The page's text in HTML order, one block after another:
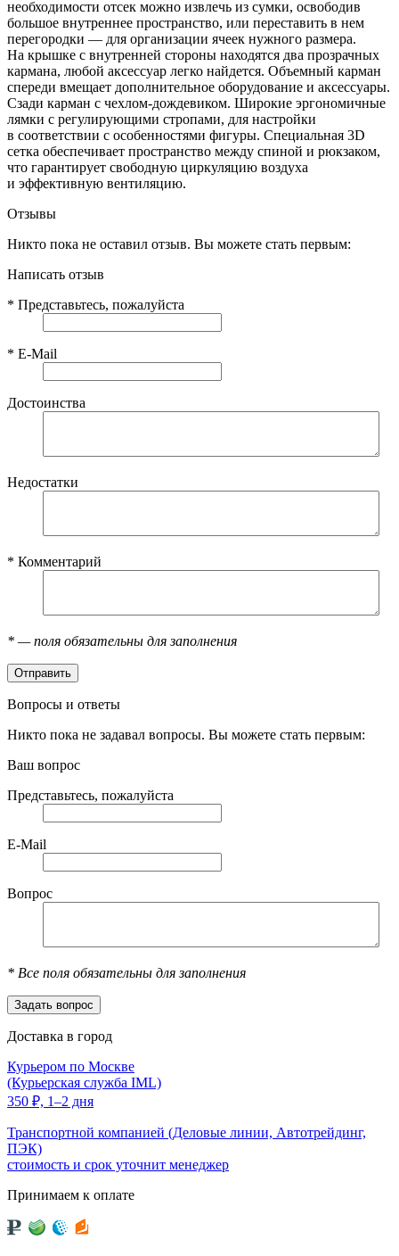
необходимости отсек можно извлечь из сумки, освободив
большое внутреннее пространство, или переставить в нем
перегородки — для организации ячеек нужного размера.
На крышке с внутренней стороны находятся два прозрачных
кармана, любой аксессуар легко найдется. Объемный карман
спереди вмещает дополнительное оборудование и аксессуары.
Сзади карман с чехлом-дождевиком. Широкие эргономичные
лямки с регулирующими стропами, для настройки
в соответствии с особенностями фигуры. Специальная 3D
сетка обеспечивает пространство между спиной и рюкзаком,
что гарантирует свободную циркуляцию воздуха
и эффективную вентиляцию.
Отзывы
Никто пока не оставил отзыв. Вы можете стать первым:
Написать отзыв
* Представьтесь, пожалуйста
* E-Mail
Достоинства
Недостатки
* Комментарий
* — поля обязательны для заполнения
Вопросы и ответы
Никто пока не задавал вопросы. Вы можете стать первым:
Ваш вопрос
Представьтесь, пожалуйста
E-Mail
Вопрос
* Все поля обязательны для заполнения
Доставка в город
Курьером по Москве
(Курьерская служба IML)
350 ₽, 1–2 дня
Транспортной компанией (Деловые линии, Автотрейдинг,
ПЭК)
стоимость и срок уточнит менеджер
Принимаем к оплате